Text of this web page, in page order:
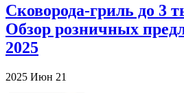
Сковорода-гриль до 3
Обзор розничных
2025
2025 Июн 21